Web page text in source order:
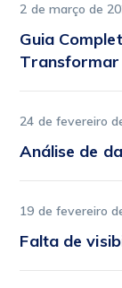
2 de março de
Guia
Transformar
24 de fevereiro
Análise de
19 de fevereiro
Falta de